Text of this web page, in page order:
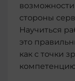
стороны
Научиться
это
как с точки